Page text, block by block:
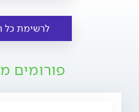
לרשימת כל
פורומים